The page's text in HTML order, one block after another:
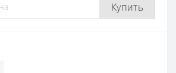
Купить